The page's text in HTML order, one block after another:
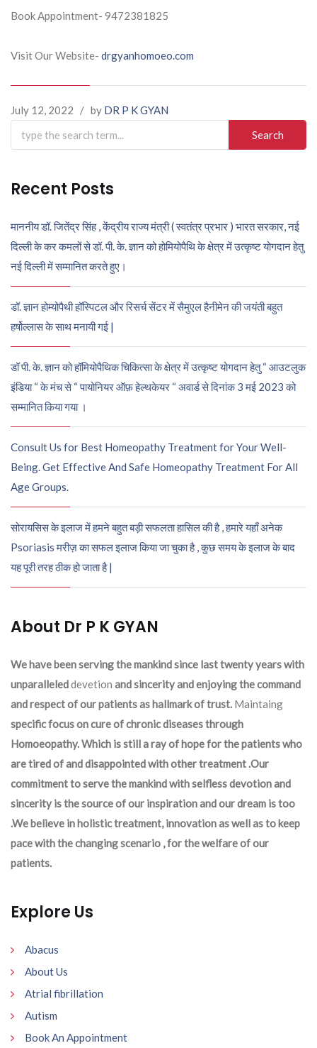
Book Appointment- 9472381825
Visit Our Website- drgyanhomoeo.com
July 12, 2022 / by DR P K GYAN
Search
for:
Recent Posts
माननीय डॉ. जितेंद्र सिंह , केंद्रीय राज्य मंत्री ( स्वतंत्र प्रभार ) भारत सरकार, नई
दिल्ली के कर कमलों से डॉ. पी. के. ज्ञान को होमियोपैथि के क्षेत्र में उत्कृष्ट योगदान हेतु
नई दिल्ली में सम्मानित करते हुए।
डॉ. ज्ञान होम्योपैथी हॉस्पिटल और रिसर्च सेंटर में सैमुएल हैनीमेन की जयंती बहुत
हर्षोल्लास के साथ मनायी गई |
डॉ पी. के. ज्ञान को हॉमियोपैथिक चिकित्सा के क्षेत्र में उत्कृष्ट योगदान हेतु “ आउटलुक
इंडिया “ के मंच से “ पायोनियर ऑफ़ हेल्थकेयर “ अवार्ड से दिनांक 3 मई 2023 को
सम्मानित किया गया ।
Consult Us for Best Homeopathy Treatment for Your Well-
Being. Get Effective And Safe Homeopathy Treatment For All
Age Groups.
सोरायसिस के इलाज में हमने बहुत बड़ी सफलता हासिल की है , हमारे यहाँ अनेक
Psoriasis मरीज़ का सफल इलाज किया जा चुका है , कुछ समय के इलाज के बाद
यह पूरी तरह ठीक हो जाता है |
About Dr P K GYAN
We have been serving the mankind since last twenty years with
unparalleleddevetion and sincerity and enjoying the command
and respect of our patients as hallmark of trust. Maintaing
specific focus on cure of chronic diseases through
Homoeopathy. Which is still a ray of hope for the patients who
are tired of and disappointed with other treatment .Our
commitment to serve the mankind with selfless devotion and
sincerity is the source of our inspiration and our dream is too
.We believe in holistic treatment, innovation as well as to keep
pace with the changing scenario , for the welfare of our
patients.
Explore Us
Abacus
About Us
Atrial fibrillation
Autism
Book An Appointment